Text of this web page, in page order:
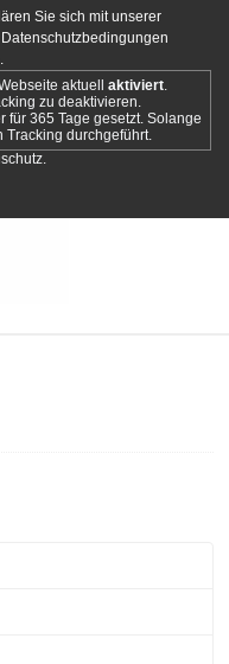
Sie sich mit unserer
aktuell aktiviert.
zu deaktivieren.
für 365 Tage gesetzt. Solange
Tracking durchgeführt.
.